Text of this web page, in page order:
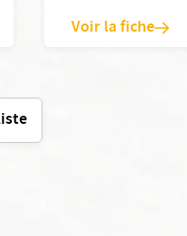
Voir la fiche